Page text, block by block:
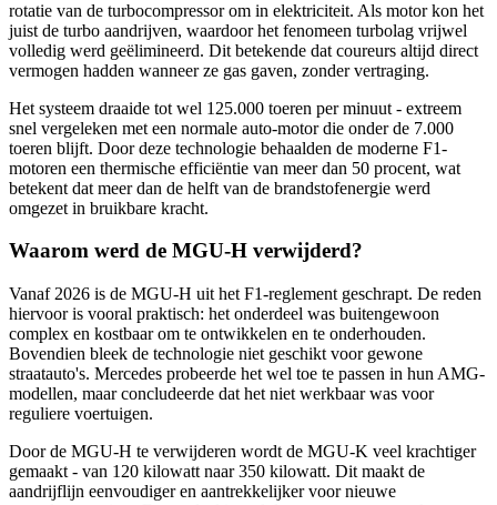
rotatie van de turbocompressor om in elektriciteit. Als motor kon het
juist de turbo aandrijven, waardoor het fenomeen turbolag vrijwel
volledig werd geëlimineerd. Dit betekende dat coureurs altijd direct
vermogen hadden wanneer ze gas gaven, zonder vertraging.
Het systeem draaide tot wel 125.000 toeren per minuut - extreem
snel vergeleken met een normale auto-motor die onder de 7.000
toeren blijft. Door deze technologie behaalden de moderne F1-
motoren een thermische efficiëntie van meer dan 50 procent, wat
betekent dat meer dan de helft van de brandstofenergie werd
omgezet in bruikbare kracht.
Waarom werd de MGU-H verwijderd?
Vanaf 2026 is de MGU-H uit het F1-reglement geschrapt. De reden
hiervoor is vooral praktisch: het onderdeel was buitengewoon
complex en kostbaar om te ontwikkelen en te onderhouden.
Bovendien bleek de technologie niet geschikt voor gewone
straatauto's. Mercedes probeerde het wel toe te passen in hun AMG-
modellen, maar concludeerde dat het niet werkbaar was voor
reguliere voertuigen.
Door de MGU-H te verwijderen wordt de MGU-K veel krachtiger
gemaakt - van 120 kilowatt naar 350 kilowatt. Dit maakt de
aandrijflijn eenvoudiger en aantrekkelijker voor nieuwe